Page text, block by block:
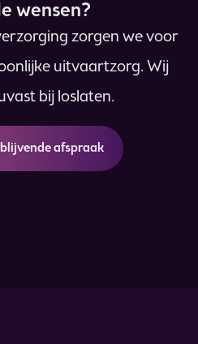
wensen?
zorgen we voor
uitvaartzorg. Wij
bij loslaten.
afspraak